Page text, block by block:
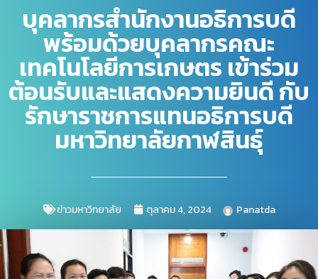
บุคลากรสำนักงานอธิการบดี
พร้อมด้วยบุคลากรคณะ
เทคโนโลยีการเกษตร เข้าร่วม
ต้อนรับและแสดงความยินดี กับ
รักษาราชการแทนอธิการบดี
มหาวิทยาลัยกาฬสินธุ์
ข่าวมหาวิทยาลัย ตุลาคม 4, 2024 Panatda